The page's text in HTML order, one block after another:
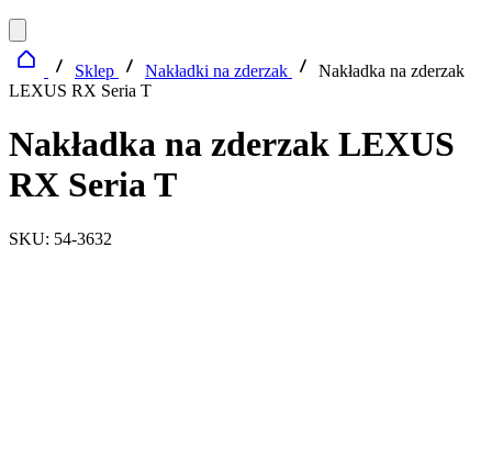
Sklep Nakładki na zderzak
Nakładka na zderzak
LEXUS RX Seria T
Nakładka na zderzak LEXUS
RX Seria T
SKU: 54-3632